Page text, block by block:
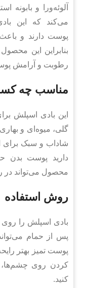
آلوئه‌ورا و
می‌کند که این
پوست دارند و
بنابراین این
رطوبت و آرامش
مناسب چه
این بادی اسپلش
گلی، میوه‌ای و
شاداب و سبک برای
دارید پوست بدن
محصول می‌تواند در
روش استفاده
بادی اسپلش را روی
پس از حمام
پوست تمیز بهتر
کردن روی
کنید.